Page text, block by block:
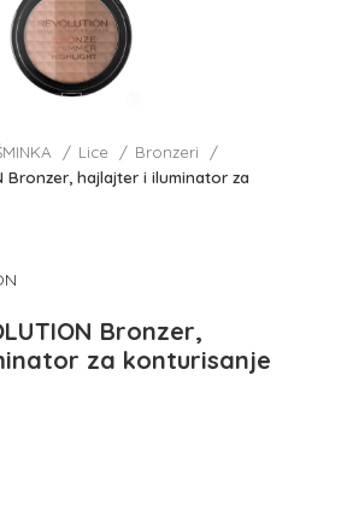
Lice
Bronzeri
Bronzer, hajlajter i iluminator za
Bronzer,
za konturisanje